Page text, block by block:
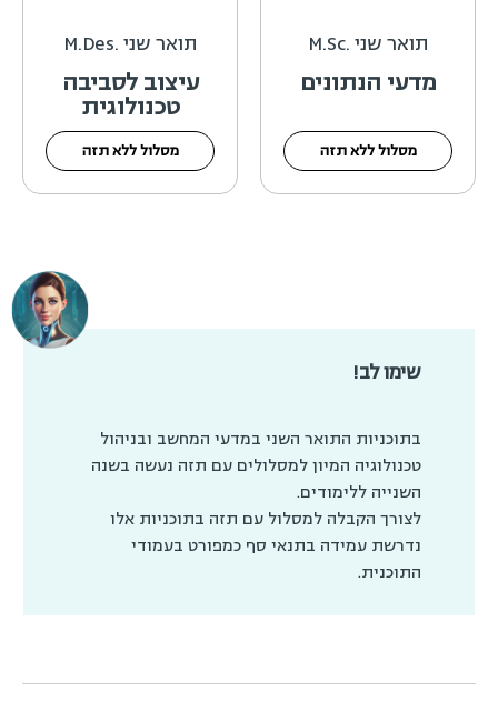
תואר שני .M.Sc
מדעי הנתונים
מסלול ללא תזה
תואר שני .M.Des
עיצוב לסביבה
טכנולוגית
מסלול ללא תזה
שימו לב!
בתוכניות התואר השני במדעי המחשב ובניהול
טכנולוגיה המיון למסלולים עם תזה נעשה בשנה
השנייה ללימודים.
לצורך הקבלה למסלול עם תזה בתוכניות אלו
נדרשת עמידה בתנאי סף כמפורט בעמודי
התוכנית.